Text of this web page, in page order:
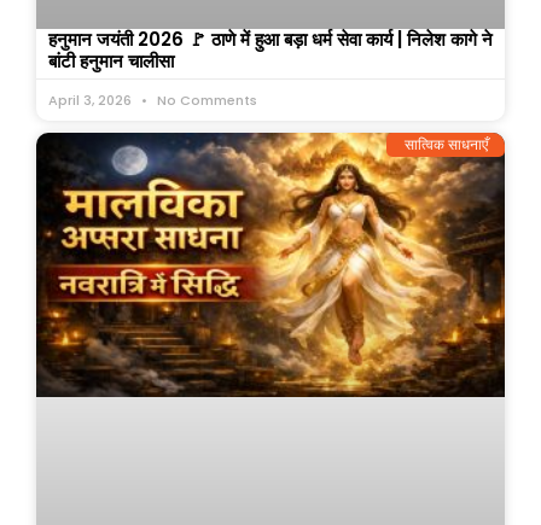
हनुमान जयंती 2026 🚩 ठाणे में हुआ बड़ा धर्म सेवा कार्य | निलेश कागे ने
बांटी हनुमान चालीसा
April 3, 2026 No Comments
सात्विक साधनाएँ